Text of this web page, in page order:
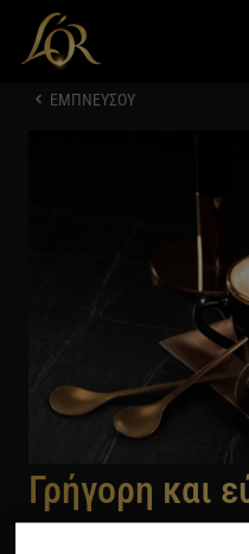
ΕΜΠΝΕΥΣΟΥ
Γρήγορη και